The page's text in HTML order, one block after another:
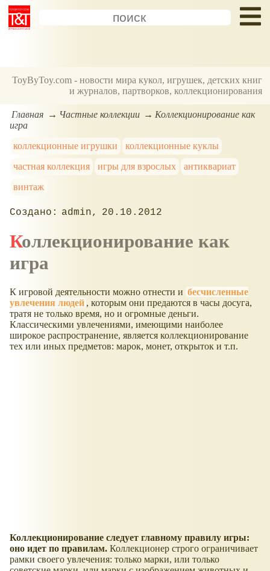
ToyByToy.com - новости мира кукол, игрушек, детских книг
и журналов, партворков, коллекционирования
Главная Частные коллекции
Коллекционирование как
игра
коллекционные игрушки
коллекционные куклы
частная коллекция
игры для взрослых
антиквариат
винтаж
admin 20.10.2012
Коллекционирование как
игра
К игровой деятельности можно отнести и бесчисленные
увлечения людей , которым они предаются в часы досуга,
тратя не только время, но и огромные деньги.
Классическими увлечениями, имеющими наиболее
широкое распространение, является коллекционирование
тех или иных предметов: марок, монет, открыток и т.п.
Коллекционирование следует главному правилу игры:
оно идет по правилам. Коллекционер строго ограничивает
рамки своего увлечения: только марки, или только